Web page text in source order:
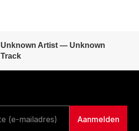
Unknown Artist — Unknown
Track